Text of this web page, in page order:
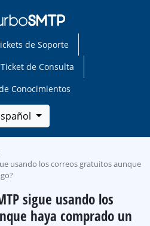
de Soporte
de Consulta
Conocimientos
usando los correos gratuitos aunque
sigue usando los
haya comprado un